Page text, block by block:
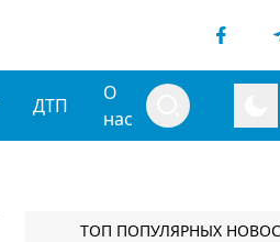
ДТП
О
нас
ТОП ПОПУЛЯРНЫХ